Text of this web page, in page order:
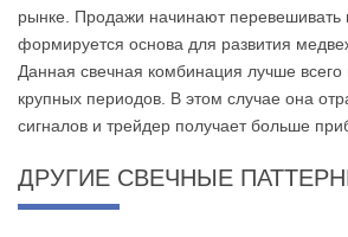
рынке. Продажи начинают перевешивать
формируется основа для развития
Данная свечная комбинация лучше всего
крупных периодов. В этом случае она
сигналов и трейдер получает больше
ДРУГИЕ СВЕЧНЫЕ